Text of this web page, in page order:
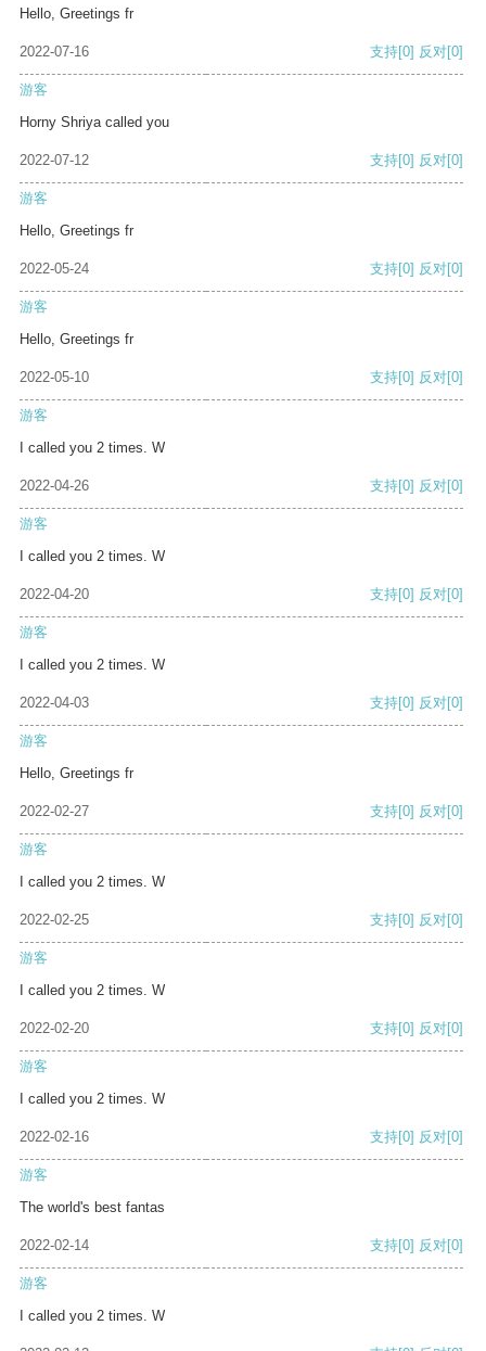
Hello, Greetings fr
2022-07-16 支持[0] 反对[0]
游客
Horny Shriya called you
2022-07-12 支持[0] 反对[0]
游客
Hello, Greetings fr
2022-05-24 支持[0] 反对[0]
游客
Hello, Greetings fr
2022-05-10 支持[0] 反对[0]
游客
I called you 2 times. W
2022-04-26 支持[0] 反对[0]
游客
I called you 2 times. W
2022-04-20 支持[0] 反对[0]
游客
I called you 2 times. W
2022-04-03 支持[0] 反对[0]
游客
Hello, Greetings fr
2022-02-27 支持[0] 反对[0]
游客
I called you 2 times. W
2022-02-25 支持[0] 反对[0]
游客
I called you 2 times. W
2022-02-20 支持[0] 反对[0]
游客
I called you 2 times. W
2022-02-16 支持[0] 反对[0]
游客
The world's best fantas
2022-02-14 支持[0] 反对[0]
游客
I called you 2 times. W